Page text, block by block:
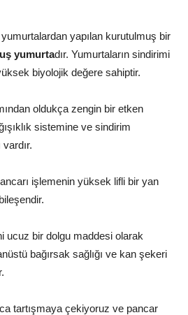
yapılan kurutulmuş bir
yumurtadır. Yumurtaların sindirimi
biyolojik değere sahiptir.
oldukça zengin bir etken
sistemine ve sindirim
işlemenin yüksek lifli bir yan
ucuz bir dolgu maddesi olarak
bağırsak sağlığı ve kan şekeri
tartışmaya çekiyoruz ve pancar